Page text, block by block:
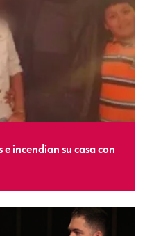
incendian su casa con